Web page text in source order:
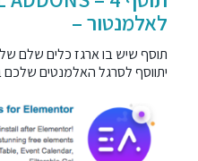
לאלמנטור –
תוסף שיש בו ארגז כלים שלם
יתווסף לסרגל האלמנטים